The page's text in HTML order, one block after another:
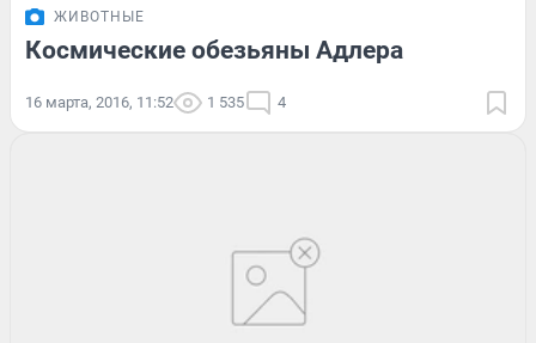
ЖИВОТНЫЕ
Космические обезьяны Адлера
16 марта, 2016, 11:52 1 535 4